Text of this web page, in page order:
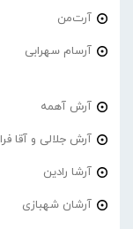
آرت‌من
آرسام سهرابی
آرش آهمه
آرش جلالی و آقا فرا
آرشا رادین
آرشان شهبازی